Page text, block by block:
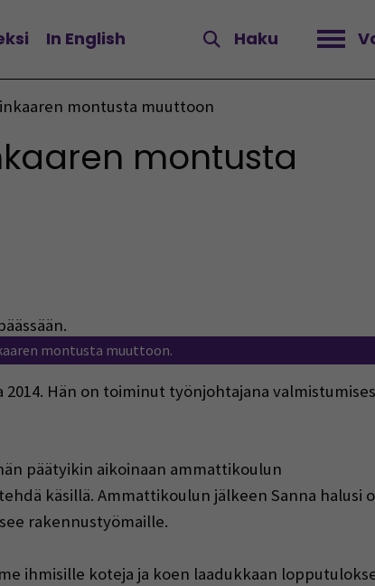
In English Haku Avaa
montusta muuttoon
montusta
montusta muuttoon.
Hän on toiminut työnjohtajana
päätyikin aikoinaan ammattikoulun
käsillä. Ammattikoulun jälkeen Sanna halusi
rakennustyömaille.
ihmisille koteja ja koen laadukkaan